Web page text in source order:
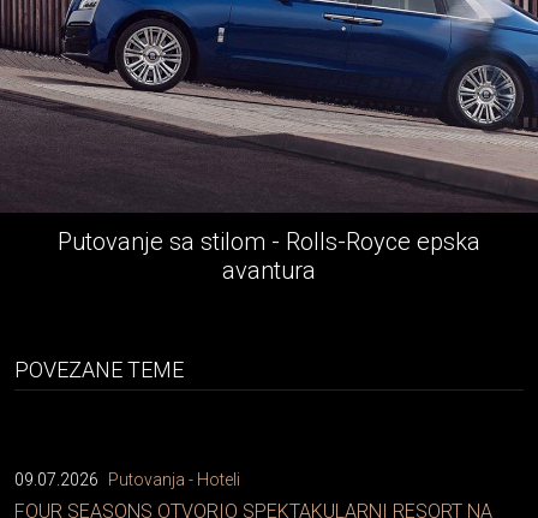
Putovanje sa stilom - Rolls-Royce epska
avantura
POVEZANE TEME
09.07.2026 Putovanja - Hoteli
FOUR SEASONS OTVORIO SPEKTAKULARNI RESORT NA